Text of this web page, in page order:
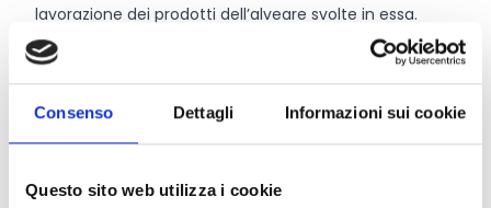
Consenso Dettagli Informazioni sui cookie
Questo sito web utilizza i cookie
lavorazione dei prodotti dell’alveare svolte in essa.
Entro il termine del
gli investimenti
devono essere completamente realizzati e i relativi